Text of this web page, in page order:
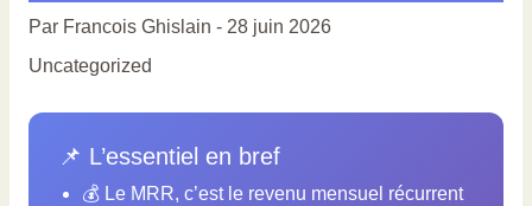
Par Francois Ghislain - 28 juin 2026
Uncategorized
📌 L’essentiel en bref
💰 Le MRR, c’est le revenu mensuel récurrent